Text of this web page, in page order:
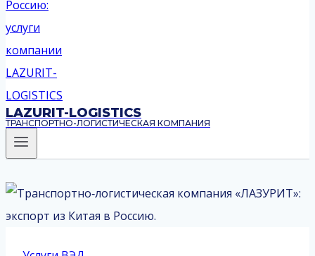
LAZURIT-LOGISTICS
ТРАНСПОРТНО-ЛОГИСТИЧЕСКАЯ КОМПАНИЯ